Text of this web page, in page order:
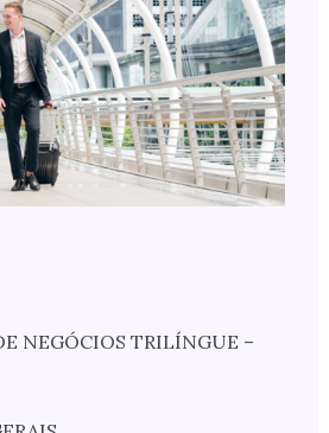
NEGÓCIOS TRILÍNGUE –